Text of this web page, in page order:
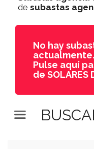
de subastas
No hay
actualmente.
Pulse aquí
de SOLARES